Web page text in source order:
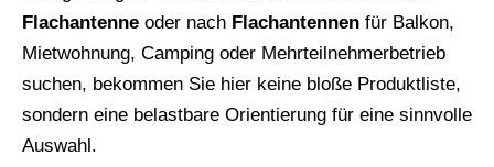
Flachantenne oder nach Flachantennen für Balkon,
Mietwohnung, Camping oder Mehrteilnehmerbetrieb
suchen, bekommen Sie hier keine bloße Produktliste,
sondern eine belastbare Orientierung für eine sinnvolle
Auswahl.